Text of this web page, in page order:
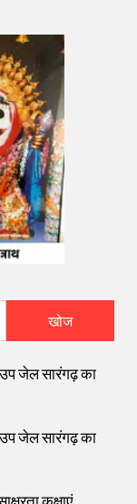
खोज
जेल सारंगढ़ का
जेल सारंगढ़ का